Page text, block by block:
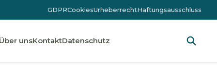
GDPRCookiesUrheberrechtHaftungsausschluss
Über unsKontaktDatenschutz